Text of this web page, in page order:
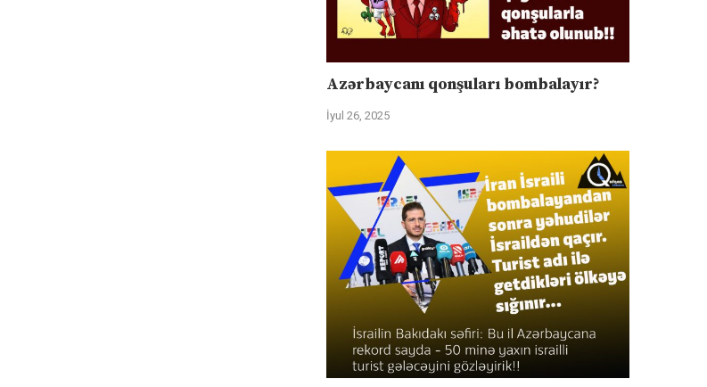
Azərbaycanı qonşuları bombalayır?
İyul 26, 2025